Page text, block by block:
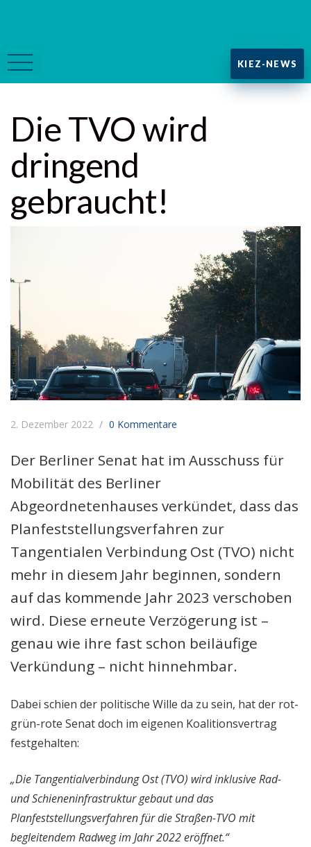
KIEZ-NEWS
Die TVO wird
dringend
gebraucht!
2. Dezember 2022 0 Kommentare
Der Berliner Senat hat im Ausschuss für
Mobilität des Berliner
Abgeordnetenhauses verkündet, dass das
Planfeststellungsverfahren zur
Tangentialen Verbindung Ost (TVO) nicht
mehr in diesem Jahr beginnen, sondern
auf das kommende Jahr 2023 verschoben
wird. Diese erneute Verzögerung ist –
genau wie ihre fast schon beiläufige
Verkündung – nicht hinnehmbar.
Dabei schien der politische Wille da zu sein, hat der rot-
grün-rote Senat doch im eigenen Koalitionsvertrag
festgehalten:
„Die Tangentialverbindung Ost (TVO) wird inklusive Rad-
und Schieneninfrastruktur gebaut und das
Planfeststellungsverfahren für die Straßen-TVO mit
begleitendem Radweg im Jahr 2022 eröffnet.“